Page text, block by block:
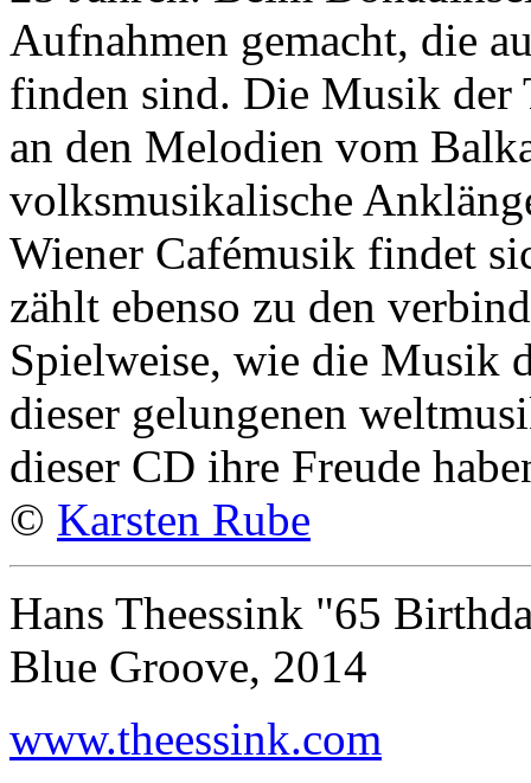
Aufnahmen gemacht, die
finden sind. Die Musik der
an den Melodien vom
volksmusikalische
Wiener Cafémusik findet
zählt ebenso zu den
Spielweise, wie die Musik
dieser gelungenen
dieser CD ihre Freude
© Karsten Rube
Hans Theessink "65
Blue Groove, 2014
www.theessink.com